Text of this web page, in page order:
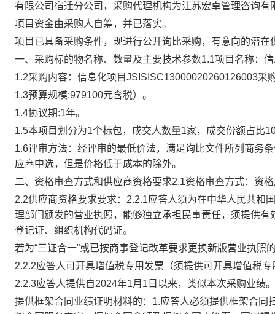
有限公司宿迁分公司，采购代理机构为江苏宏卓管理咨询有
项目资金由采购人自筹，并已落实。
项目已具备采购条件，现进行公开询比采购，有意向的潜在
一、采购标的物名称、数量及主要技术参数1.1项目名称：
1.2采购内容：信息化项目JSISISC13000020260126003采
1.3预算规模:979100元含税）。
1.4协议期:1年。
1.5本项目划分为1个标包，成交人数量1家，成交份额占比
1.6评审方法：经评审的最低价法，满足询比文件所列商务
应商中选，但是价格低于成本的除外。
二、资格审查方式和供应商资格要求2.1资格审查方式：资
2.2供应商资格要求要求：2.2.1应答人须为在中华人民共和
理部门颁发的营业执照，能够独立承担民事责任，须提供
登记证、组织机构代码证。
若为“三证合一”或已按商事登记改革要求更换新版营业执照
2.2.2应答人可开具增值税专用发票（须提供可开具增值税
2.2.3应答人提供自2024年1月1日以来，类似本次采购业绩。
提供框架合同业绩证明材料的：1.应答人必须提供框架合